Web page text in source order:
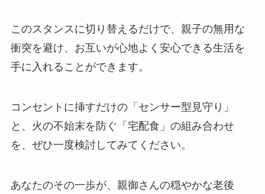
このスタンスに切り替えるだけで、親子の無用な
衝突を避け、お互いが心地よく安心できる生活を
手に入れることができます。
コンセントに挿すだけの「センサー型見守り」
と、火の不始末を防ぐ「宅配食」の組み合わせ
を、ぜひ一度検討してみてください。
あなたのその一歩が、親御さんの穏やかな老後